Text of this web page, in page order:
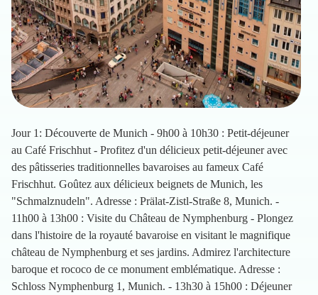
Jour 1: Découverte de Munich - 9h00 à 10h30 : Petit-déjeuner
au Café Frischhut - Profitez d'un délicieux petit-déjeuner avec
des pâtisseries traditionnelles bavaroises au fameux Café
Frischhut. Goûtez aux délicieux beignets de Munich, les
"Schmalznudeln". Adresse : Prälat-Zistl-Straße 8, Munich. -
11h00 à 13h00 : Visite du Château de Nymphenburg - Plongez
dans l'histoire de la royauté bavaroise en visitant le magnifique
château de Nymphenburg et ses jardins. Admirez l'architecture
baroque et rococo de ce monument emblématique. Adresse :
Schloss Nymphenburg 1, Munich. - 13h30 à 15h00 : Déjeuner